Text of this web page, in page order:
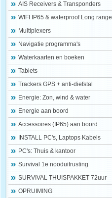
AIS Receivers & Transponders
WIFI IP65 & waterproof Long range
Multiplexers
Navigatie programma's
Waterkaarten en boeken
Tablets
Trackers GPS + anti-diefstal
Energie: Zon, wind & water
Energie aan boord
Accessoires (IP65) aan boord
INSTALL PC's, Laptops Kabels
PC's: Thuis & kantoor
Survival 1e nooduitrusting
SURVIVAL THUISPAKKET 72uur
OPRUIMING